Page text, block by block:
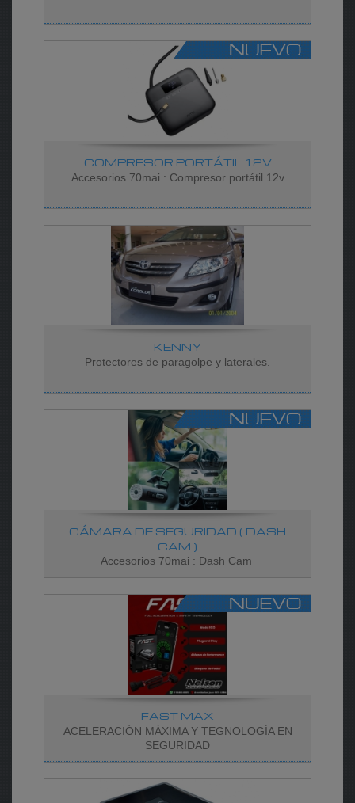
COMPRESOR PORTÁTIL 12V
Accesorios 70mai : Compresor portátil 12v
KENNY
Protectores de paragolpe y laterales.
CÁMARA DE SEGURIDAD ( DASH
CAM )
Accesorios 70mai : Dash Cam
FAST MAX
ACELERACIÓN MÁXIMA Y TEGNOLOGÍA EN
SEGURIDAD